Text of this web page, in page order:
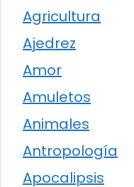
Agricultura
Ajedrez
Amor
Amuletos
Animales
Antropología
Apocalipsis